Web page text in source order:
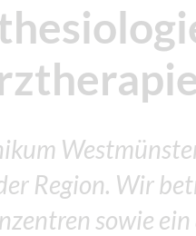
Region. Wir
sowie